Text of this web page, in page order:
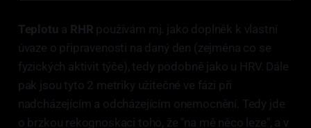
Teplotu a RHR používám mj. jako doplněk k vlastní
úvaze o připravenosti na daný den (zejména co se
fyzických aktivit týče), tedy podobně jako u HRV. Dále
pak jsou tyto 2 metriky užitečné ve fázi při
nadcházejícím a odcházejícím onemocnění. Tedy jde
o brzkou rekognoskaci toho, že "na mě něco leze", a v